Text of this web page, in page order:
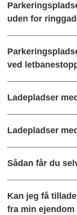
uden for
ved
Ladepladser
Ladepladser
Sådan får du
Kan jeg få
fra min